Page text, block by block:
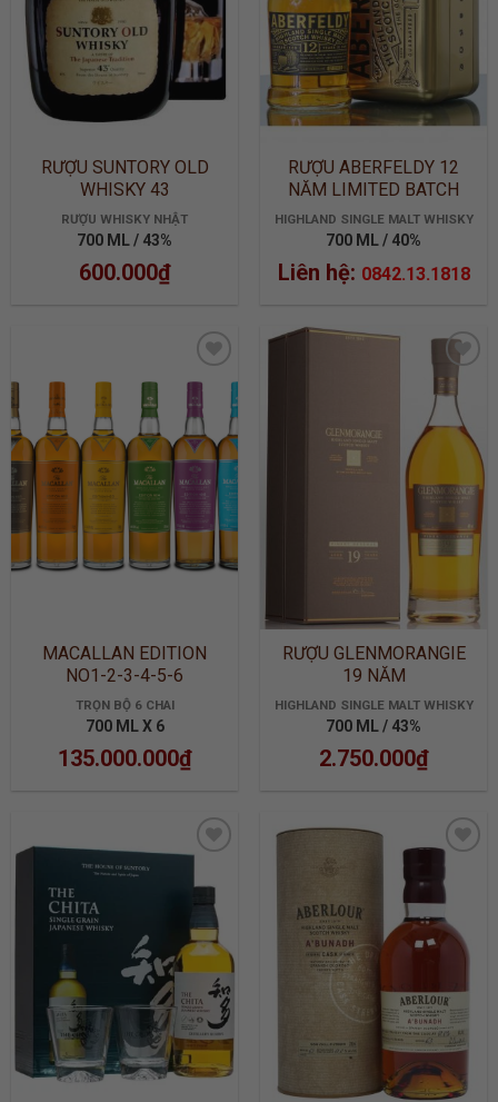
RƯỢU SUNTORY OLD
WHISKY 43
RƯỢU WHISKY NHẬT
700 ML / 43%
600.000₫
RƯỢU ABERFELDY 12
NĂM LIMITED BATCH
2905
HIGHLAND SINGLE MALT WHISKY
700 ML / 40%
Liên hệ: 0842.13.1818
ADD TO
WISHLIST
MACALLAN EDITION
NO1-2-3-4-5-6
TRỌN BỘ 6 CHAI
700 ML X 6
135.000.000₫
ADD TO
WISHLIST
RƯỢU GLENMORANGIE
19 NĂM
HIGHLAND SINGLE MALT WHISKY
700 ML / 43%
2.750.000₫
WISHLIST
ADD TO
WISHLIST